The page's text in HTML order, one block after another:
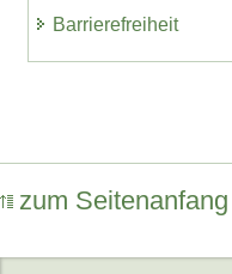
Barrierefreiheit
zum Seitenanfang